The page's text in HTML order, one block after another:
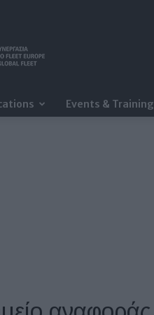
Events & Training